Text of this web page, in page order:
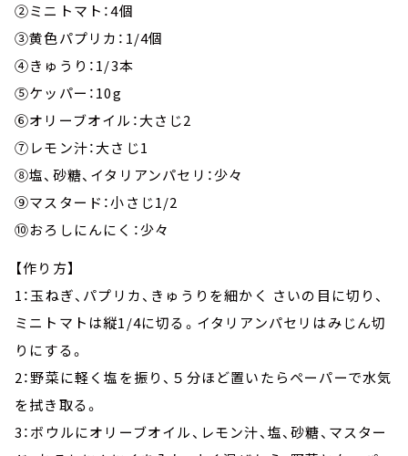
②ミニトマト：4個
③黄色パプリカ：1/4個
④きゅうり：1/3本
⑤ケッパー：10g
⑥オリーブオイル：大さじ2
⑦レモン汁：大さじ1
⑧塩、砂糖、イタリアンパセリ：少々
⑨マスタード：小さじ1/2
⑩おろしにんにく：少々
【作り方】
1：玉ねぎ、パプリカ、きゅうりを細かく さいの目に切り、
ミニトマトは縦1/4に切る。イタリアンパセリはみじん切
りにする。
2：野菜に軽く塩を振り、５分ほど置いたらペーパーで水気
を拭き取る。
3：ボウルにオリーブオイル、レモン汁、塩、砂糖、マスター